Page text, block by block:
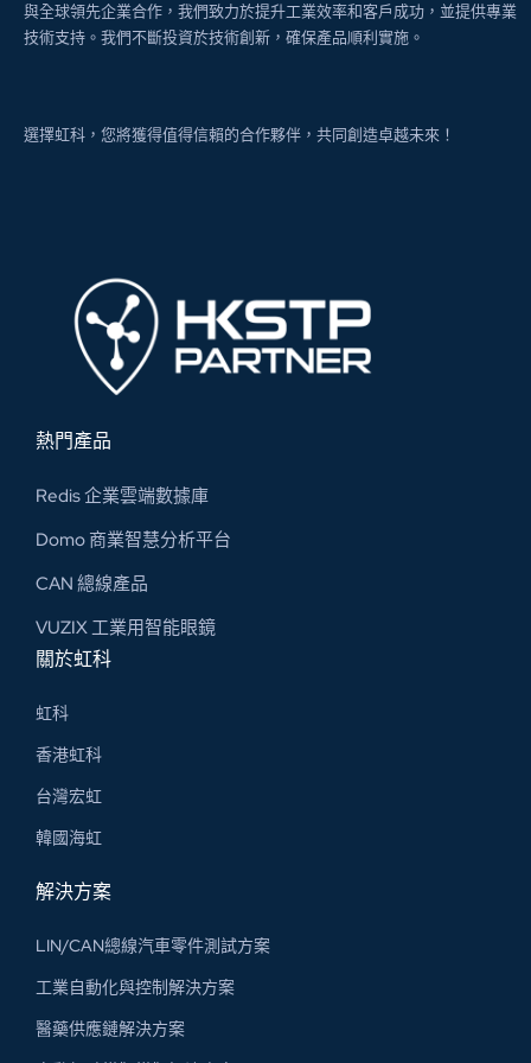
與全球領先企業合作，我們致力於提升工業效率和客戶成功，並提供專業
技術支持。我們不斷投資於技術創新，確保產品順利實施。
選擇虹科，您將獲得值得信賴的合作夥伴，共同創造卓越未來！
熱門產品
Redis 企業雲端數據庫
Domo 商業智慧分析平台
CAN 總線​產品
VUZIX 工業用智能眼鏡
關於虹科
虹科
香港虹科
台灣宏虹
韓國海虹
解決方案
LIN/CAN總線汽車零件測試方案
工業自動化與控制解決方案
醫藥供應鏈解決方案